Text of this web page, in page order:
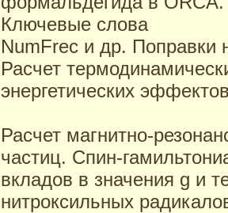
Ключевые слова
NumFrec и др. Поправки
Расчет
энергетических
Расчет магнитно-
частиц. Спин-
вкладов в значения g и
нитроксильных